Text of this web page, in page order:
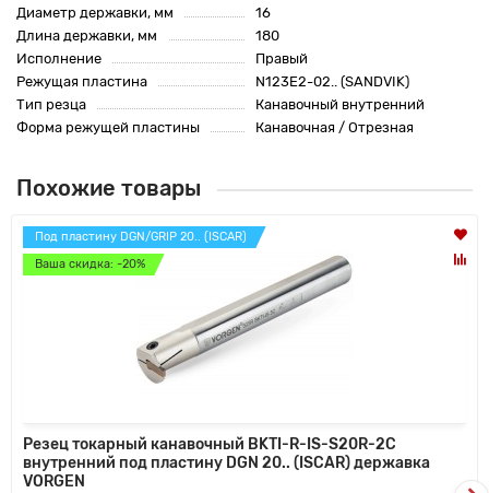
Диаметр державки, мм
16
Длина державки, мм
180
Исполнение
Правый
Режущая пластина
N123E2-02.. (SANDVIK)
Тип резца
Канавочный внутренний
Форма режущей пластины
Канавочная / Отрезная
Похожие товары
Под пластину DGN/GRIP 20.. (ISCAR)
Ваша скидка: -20%
Резец токарный канавочный BKTI-R-IS-S20R-2C
внутренний под пластину DGN 20.. (ISCAR) державка
VORGEN